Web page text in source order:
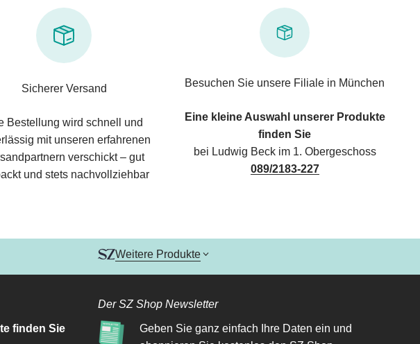
Sicherer Versand
Bestellung wird schnell und
mit unseren erfahrenen
verschickt – gut
und stets nachvollziehbar
Besuchen Sie unsere Filiale in München
Eine kleine Auswahl unserer Produkte
finden Sie
bei Ludwig Beck im 1. Obergeschoss
089/2183-227
Weitere Produkte
finden Sie
Der SZ Shop Newsletter
Geben Sie ganz einfach Ihre Daten ein und